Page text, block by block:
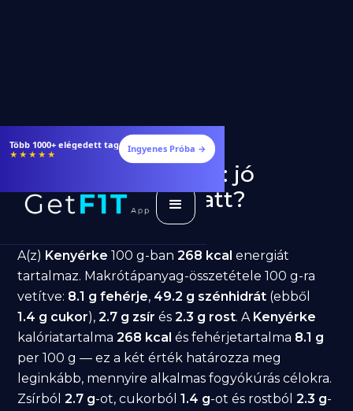
Több 1000+ elégedett tag
★★★★★ Ingyenes Próba →
Kenyérke fogyásra: jó
választás diéta alatt?
A(z) Kenyérke 100 g-ban268 kcal energiát
tartalmaz. Makrótápanyag-összetétele 100 g-ra
vetítve: 8.1 g fehérje, 49.2 g szénhidrát (ebből
1.4 g cukor),2.7 g zsír és2.3 g rost. A Kenyérke
kalóriatartalma268 kcal és fehérjetartalma 8.1 g
per 100 g — ez a két érték határozza meg
leginkább, mennyire alkalmas fogyókúrás célokra.
Zsírból2.7 g-ot, cukorból1.4 g-ot és rostból2.3 g-